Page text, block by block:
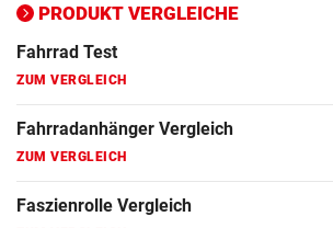
PRODUKT VERGLEICHE
ZUM VERGLEICH
Elektro-Scooter Vergleich
ZUM VERGLEICH
Ergometer Vergleich
ZUM VERGLEICH
Fahrrad Test